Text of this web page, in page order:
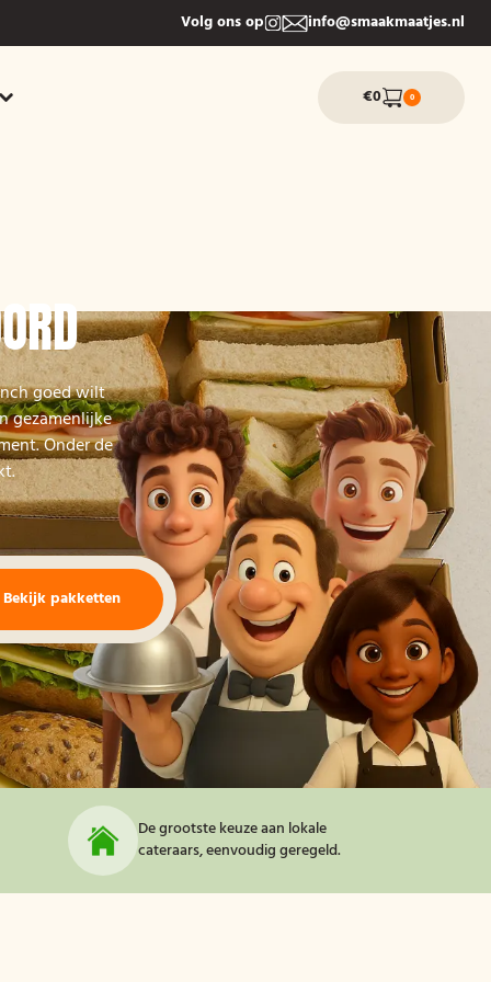
Volg ons op info@smaakmaatjes.nl
€0 0
goed wilt
gezamenlijke
Onder de
Bekijk pakketten
De grootste keuze aan lokale
cateraars, eenvoudig geregeld.